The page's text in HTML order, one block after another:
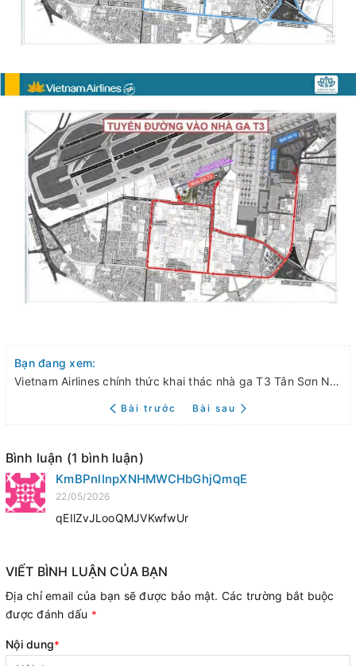
Bạn đang xem:
Vietnam Airlines chính thức khai thác nhà ga T3 Tân Sơn Nhất cho các chuyến bay nội địa
Bài trước Bài sau
Bình luận (1 bình luận)
KmBPnlInpXNHMWCHbGhjQmqE
22/05/2026
qEIlZvJLooQMJVKwfwUr
VIẾT BÌNH LUẬN CỦA BẠN
Địa chỉ email của bạn sẽ được bảo mật. Các trường bắt buộc
được đánh dấu *
Nội dung*